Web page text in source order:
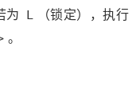
为 L （锁定），执行
。